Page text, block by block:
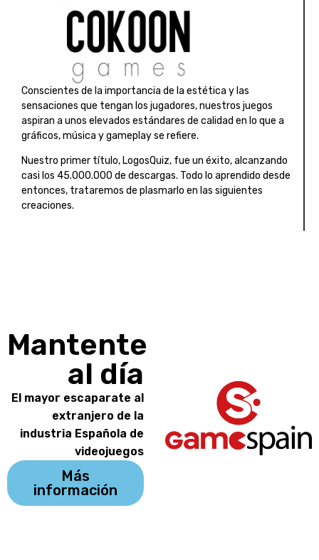
Conscientes de la importancia de la estética y las
sensaciones que tengan los jugadores, nuestros juegos
aspiran a unos elevados estándares de calidad en lo que a
gráficos, música y gameplay se refiere.
Nuestro primer título, LogosQuiz, fue un éxito, alcanzando
casi los 45.000.000 de descargas. Todo lo aprendido desde
entonces, trataremos de plasmarlo en las siguientes
creaciones.
Mantente
al día
El mayor escaparate al
extranjero de la
industria Española de
videojuegos
Más
información